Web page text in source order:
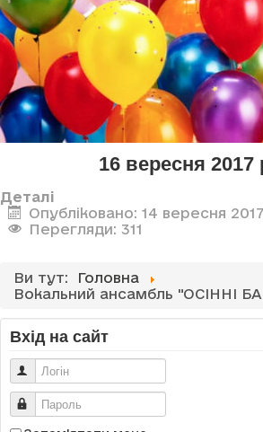
16 вересня 2017
Деталі
Опубліковано: 14 вересня 2017
Перегляди: 311
Ви тут:
Головна
Вокальний ансамбль "ОСІННІ
Вхід на сайт
Логін
Пароль